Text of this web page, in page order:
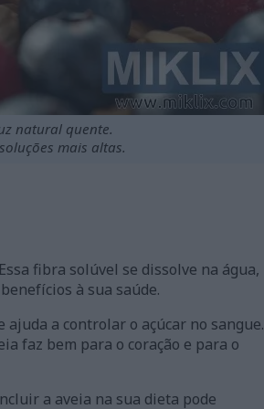
natural quente.
mais altas.
fibra solúvel se dissolve na água,
à sua saúde.
a controlar o açúcar no sangue.
faz bem para o coração e para o
a aveia na sua dieta pode